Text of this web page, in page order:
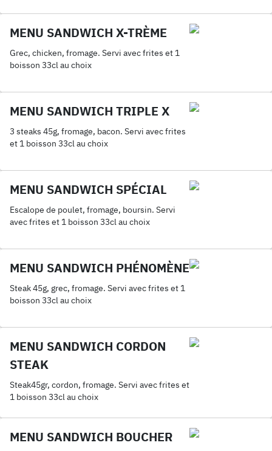
MENU SANDWICH X-TRÈME
Grec, chicken, fromage. Servi avec frites et 1
boisson 33cl au choix
MENU SANDWICH TRIPLE X
3 steaks 45g, fromage, bacon. Servi avec frites
et 1 boisson 33cl au choix
MENU SANDWICH SPÉCIAL
Escalope de poulet, fromage, boursin. Servi
avec frites et 1 boisson 33cl au choix
MENU SANDWICH PHÉNOMÈNE
Steak 45g, grec, fromage. Servi avec frites et 1
boisson 33cl au choix
MENU SANDWICH CORDON
STEAK
Steak45gr, cordon, fromage. Servi avec frites et
1 boisson 33cl au choix
MENU SANDWICH BOUCHER